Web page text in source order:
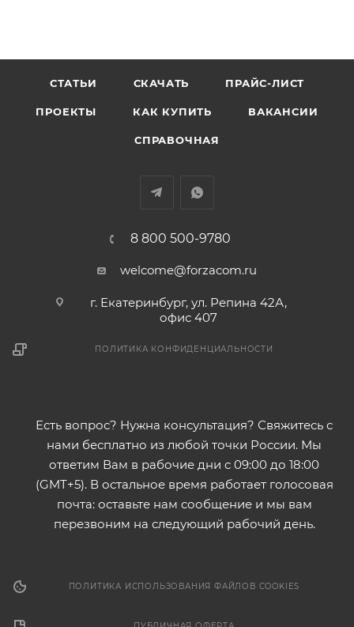
СТАТЬИ СКАЧАТЬ ПРАЙС-ЛИСТ
ПРОЕКТЫ КАК КУПИТЬ ВАКАНСИИ
СПРАВОЧНАЯ
8 800 500-9780
welcome@forzacom.ru
г. Екатеринбург, ул. Репина 42А,
офис 407
ПОЛИТИКА КОНФИДЕНЦИАЛЬНОСТИ
Есть вопрос? Нужна консультация? Свяжитесь с
нами бесплатно из любой точки России. Мы
ответим Вам в рабочие дни с 09:00 до 18:00
(GMT+5). В остальное время работает голосовая
почта: оставьте нам сообщение и мы вам
перезвоним на следующий рабочий день.
ПОЛИТИКА ИСПОЛЬЗОВАНИЯ ФАЙЛОВ COOKIES